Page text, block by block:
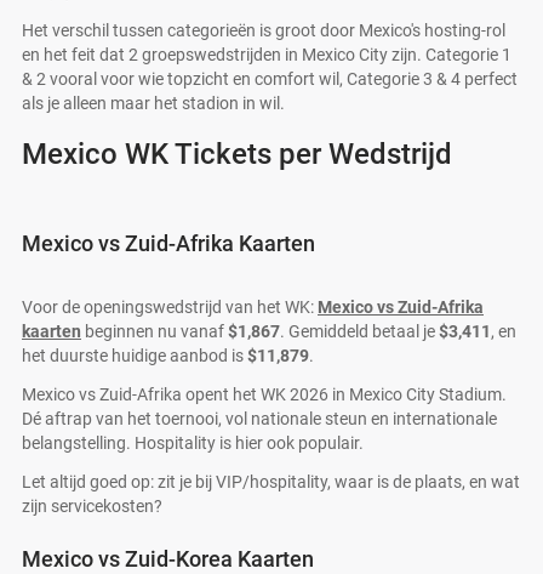
Het verschil tussen categorieën is groot door Mexico's hosting-rol
en het feit dat 2 groepswedstrijden in Mexico City zijn. Categorie 1
& 2 vooral voor wie topzicht en comfort wil, Categorie 3 & 4 perfect
als je alleen maar het stadion in wil.
Mexico WK Tickets per Wedstrijd
Mexico vs Zuid-Afrika Kaarten
Voor de openingswedstrijd van het WK: Mexico vs Zuid-Afrika
kaarten beginnen nu vanaf$1,867. Gemiddeld betaal je$3,411, en
het duurste huidige aanbod is$11,879.
Mexico vs Zuid-Afrika opent het WK 2026 in Mexico City Stadium.
Dé aftrap van het toernooi, vol nationale steun en internationale
belangstelling. Hospitality is hier ook populair.
Let altijd goed op: zit je bij VIP/hospitality, waar is de plaats, en wat
zijn servicekosten?
Mexico vs Zuid-Korea Kaarten